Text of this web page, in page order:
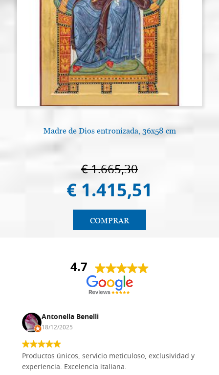
Madre de Dios entronizada, 36x58 cm
€ 1.665,30
€ 1.415,51
COMPRAR
4.7
Antonella Benelli
18/12/2025
Productos únicos, servicio meticuloso, exclusividad y
experiencia. Excelencia italiana.